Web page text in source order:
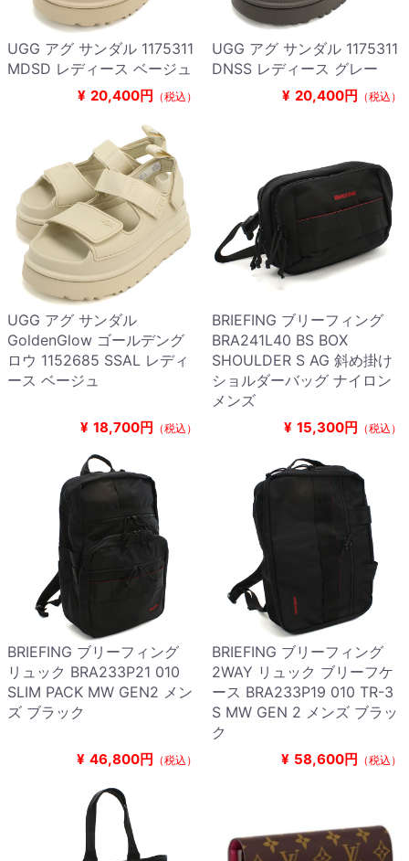
UGG アグ サンダル 1175311
MDSD レディース ベージュ
¥ 20,400円 （税込）
UGG アグ サンダル 1175311
DNSS レディース グレー
¥ 20,400円 （税込）
UGG アグ サンダル
GoldenGlow ゴールデング
ロウ 1152685 SSAL レディ
ース ベージュ
¥ 18,700円 （税込）
BRIEFING ブリーフィング
BRA241L40 BS BOX
SHOULDER S AG 斜め掛け
ショルダーバッグ ナイロン
メンズ
¥ 15,300円 （税込）
BRIEFING ブリーフィング
リュック BRA233P21 010
SLIM PACK MW GEN2 メン
ズ ブラック
¥ 46,800円 （税込）
BRIEFING ブリーフィング
2WAY リュック ブリーフケ
ース BRA233P19 010 TR-3
S MW GEN 2 メンズ ブラッ
ク
¥ 58,600円 （税込）